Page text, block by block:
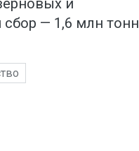
и
— 1,6 млн тонн